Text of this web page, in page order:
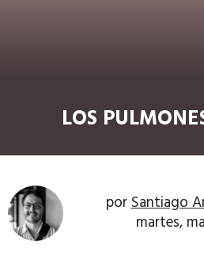
LOS
porSantiago
martes,